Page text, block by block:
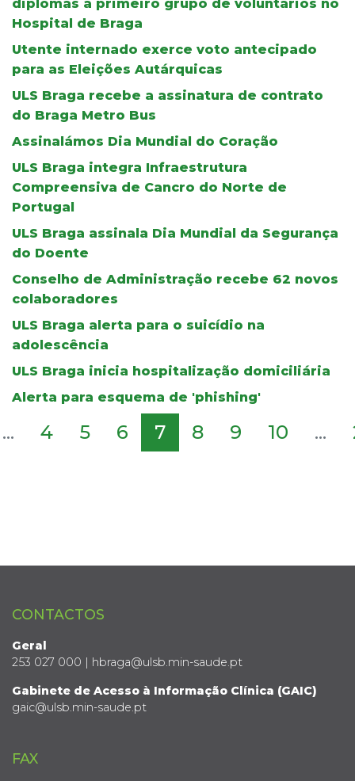
diplomas a primeiro grupo de voluntários no
Hospital de Braga
Utente internado exerce voto antecipado
para as Eleições Autárquicas
ULS Braga recebe a assinatura de contrato
do Braga Metro Bus
Assinalámos Dia Mundial do Coração
ULS Braga integra Infraestrutura
Compreensiva de Cancro do Norte de
Portugal
ULS Braga assinala Dia Mundial da Segurança
do Doente
Conselho de Administração recebe 62 novos
colaboradores
ULS Braga alerta para o suicídio na
adolescência
ULS Braga inicia hospitalização domiciliária
Alerta para esquema de 'phishing'
... 4 5 6 7 8 9 10 ...
CONTACTOS
Geral
253 027 000 | hbraga@ulsb.min-saude.pt
Gabinete de Acesso à Informação Clínica (GAIC)
gaic@ulsb.min-saude.pt
FAX